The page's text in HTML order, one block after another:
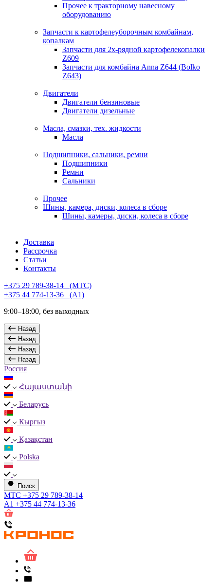
Прочее к тракторному навесному
оборудованию
Запчасти к картофелеуборочным комбайнам,
копалкам
Запчасти для 2х-рядной картофелекопалки
Z609
Запчасти для комбайна Anna Z644 (Bolko
Z643)
Двигатели
Двигатели бензиновые
Двигатели дизельные
Масла, смазки, тех. жидкости
Масла
Подшипники, сальники, ремни
Подшипники
Ремни
Сальники
Прочее
Шины, камера, диски, колеса в сборе
Шины, камеры, диски, колеса в сборе
Доставка
Рассрочка
Статьи
Контакты
+375 29 789-38-14⠀(МТС)
+375 44 774-13-36⠀(А1)
9:00–18:00, без выходных
Назад
Назад
Назад
Назад
Россия
Հայաստանի
Беларусь
Кыргыз
Қазақстан
Polska
Поиск
МТС +375 29 789-38-14
А1 +375 44 774-13-36